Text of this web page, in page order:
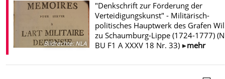
Bildrechte:NLA
"Denkschrift zur Förderung der
Verteidigungskunst" - Militärisch-
politisches Hauptwerk des Grafen
zu Schaumburg-Lippe (1724-1777)
BU F1 A XXXV 18 Nr. 33)
mehr